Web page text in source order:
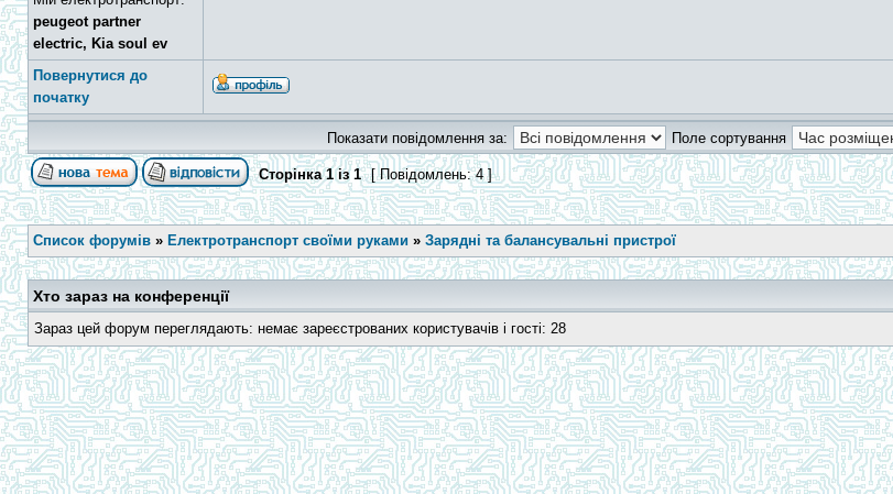
peugeot partner
electric, Kia soul ev
Повернутися до
початку
Показати повідомлення за: Поле сортування
Сторінка1із1 [ Повідомлень: 4 ]
Список форумів » Електротранспорт своїми руками » Зарядні та балансувальні пристрої
Хто зараз на конференції
Зараз цей форум переглядають: немає зареєстрованих користувачів і гості: 28